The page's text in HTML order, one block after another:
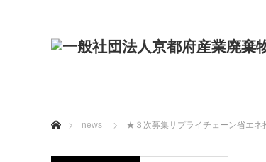
news
★３次募集サプライチェーン省エネ